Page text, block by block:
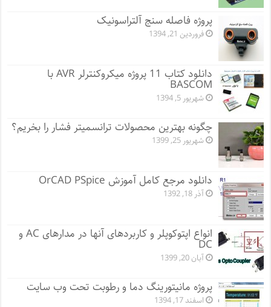
پروژه فاصله سنج آلتراسونیک
فروردین 21, 1394
دانلود کتاب 11 پروژه میکروکنترلر AVR با
BASCOM
شهریور 5, 1394
چگونه بهترین محصولات ترانسمیتر فشار را بخریم؟
شهریور 25, 1399
دانلود مرجع کامل آموزش OrCAD PSpice
آذر 18, 1392
انواع اپتوکوپلر و کاربردهای آنها در مدارهای AC و
DC
آبان 20, 1399
پروژه مانيتورينگ دما و رطوبت تحت وب سایت
اسفند 17, 1394